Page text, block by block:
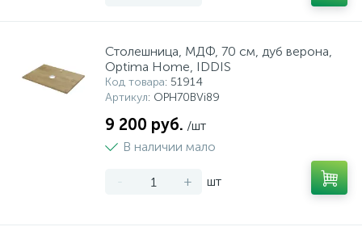
Столешница, МДФ, 70 см, дуб верона,
Optima Home, IDDIS
Код товара: 51914
Артикул: OPH70BVi89
9 200 руб. /шт
В наличии мало
- + шт